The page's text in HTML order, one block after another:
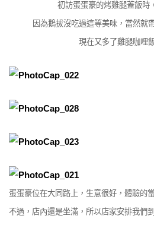
初訪蛋蛋豪的烤雞腿蓋飯時
因為鵝拔沒吃過這等美味，當然就
現在又多了雞腿咖哩
蛋蛋豪位在大同路上，生意很好，體驗的
不過，店內還是坐滿，所以店家安排我們